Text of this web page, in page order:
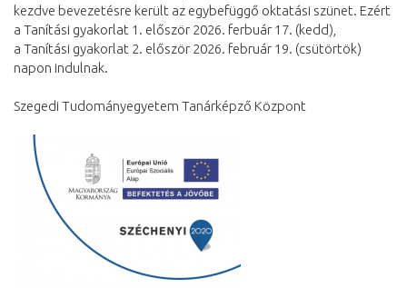
kezdve bevezetésre került az egybefüggő oktatási szünet. Ezért
a Tanítási gyakorlat 1. először 2026. ferbuár 17. (kedd),
a Tanítási gyakorlat 2. először 2026. február 19. (csütörtök)
napon indulnak.
Szegedi Tudományegyetem Tanárképző Központ